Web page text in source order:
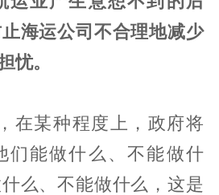
海运公司不合理地减少
忧。
在某种程度上，政府将
们能做什么、不能做什
么、不能做什么，这是